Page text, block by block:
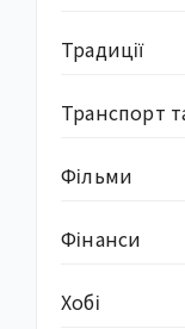
Традиції
Транспорт
Фільми
Фінанси
Хобі